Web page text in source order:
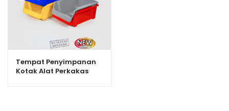
Tempat Penyimpanan
Kotak Alat Perkakas